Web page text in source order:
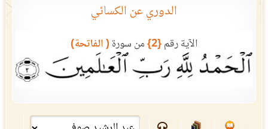
الدوري عن الكسائي
الآية رقم{2} من سورة( الفاتحة)